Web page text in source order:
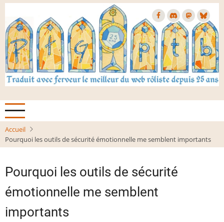
Aller
contenu
principal
Accueil
Pourquoi les outils de sécurité émotionnelle me semblent importants
Pourquoi les outils de sécurité
émotionnelle me semblent
importants